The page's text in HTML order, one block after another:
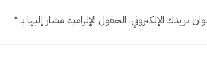
بريدك الإلكتروني. الحقول الإلزامية مشار إليها بـ*